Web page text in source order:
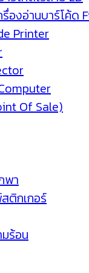
องอ่านบาร์โค้ด
Printer
Of Sale)
พา
ติกเกอร์
มร้อน